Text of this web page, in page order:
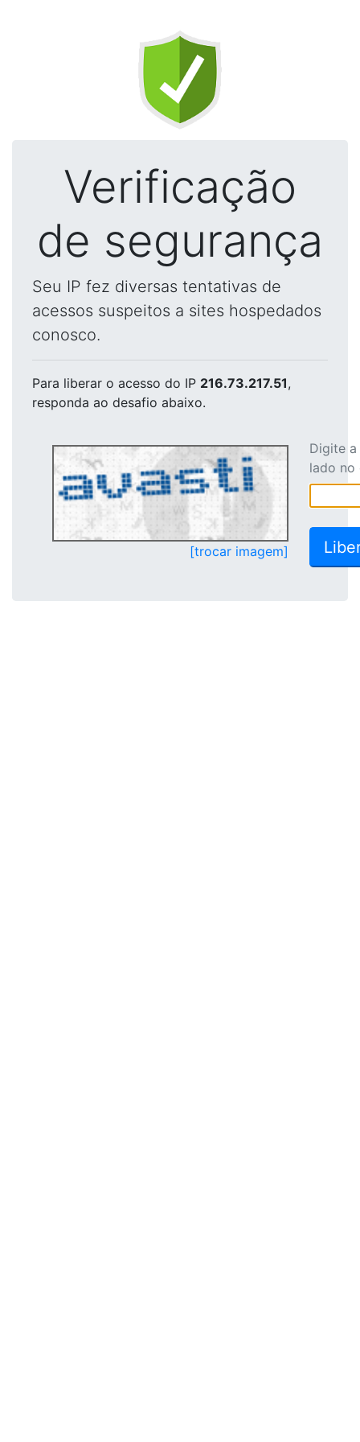
Verificação
de segurança
Seu IP fez diversas tentativas de
acessos suspeitos a sites hospedados
conosco.
Para liberar o acesso do IP 216.73.217.51,
responda ao desafio abaixo.
[trocar imagem]
Digite
lado no